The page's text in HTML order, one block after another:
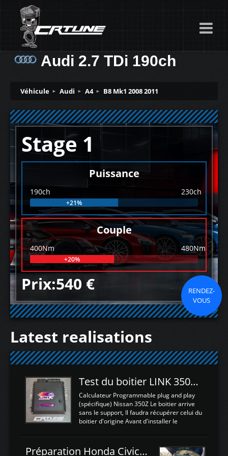
Audi 2.7 TDi 190ch
Véhicule Audi A4 B8 Mk1 2008 2011
Stage 1
Puissance
190ch 230ch
+21%
Couple
400Nm 480Nm
+20%
Prix:540 €
RENDEZ-
VOUS
Latest realisations
Test du boitier LINK 350Z Plugin ECU
Calculateur Programmable plug and play
(spécifique) Nissan 350Z Le boitier arrive
sans le support, Il faudra récupérer celui du
boitier d'origine Avant d'installer le
d'envoyer l'information de la large bande
Préparation Honda Civic Type R FK2